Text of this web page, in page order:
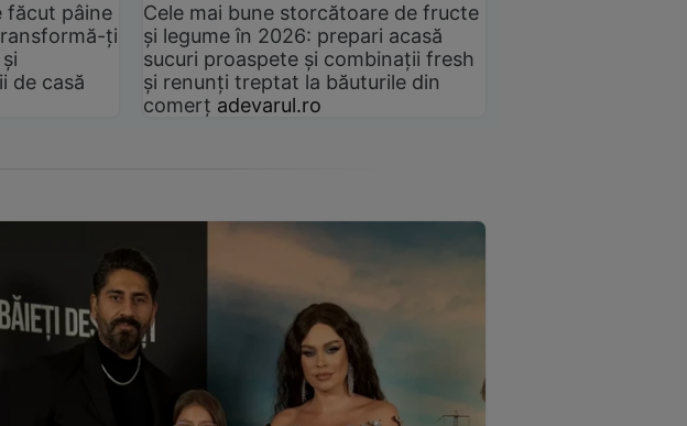
făcut pâine
ți
de casă
Cele mai bune storcătoare de fructe
și legume în 2026: prepari acasă
sucuri proaspete și combinații fresh
și renunți treptat la băuturile din
comerț adevarul.ro